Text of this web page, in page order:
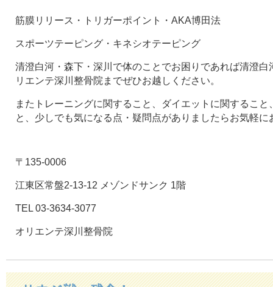
筋膜リリース・トリガーポイント・AKA博田法
スポーツテーピング・キネシオテーピング
清澄白河・森下・深川で体のことでお困りであれば清澄
リエンテ深川整骨院までぜひお越しください。
またトレーニングに関すること、ダイエットに関するこ
と、少しでも気になる点・疑問点がありましたらお気軽に
〒135-0006
江東区常盤2-13-12 メゾンドサンク 1階
TEL 03-3634-3077
オリエンテ深川整骨院